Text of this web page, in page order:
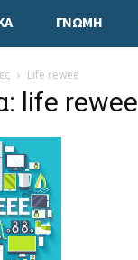
ΓΝΩΜΗ
Life rewee
life rewee